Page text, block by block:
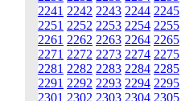
2241 2242 2243 2244 2245
2251 2252 2253 2254 2255
2261 2262 2263 2264 2265
2271 2272 2273 2274 2275
2281 2282 2283 2284 2285
2291 2292 2293 2294 2295
2301 2302 2303 2304 2305